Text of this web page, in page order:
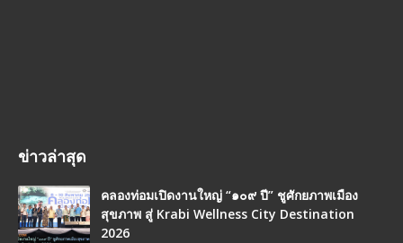
ข่าวล่าสุด
คลองท่อมเปิดงานใหญ่ “๑๐๙ ปี” ชูศักยภาพเมือง
สุขภาพ สู่ Krabi Wellness City Destination
2026